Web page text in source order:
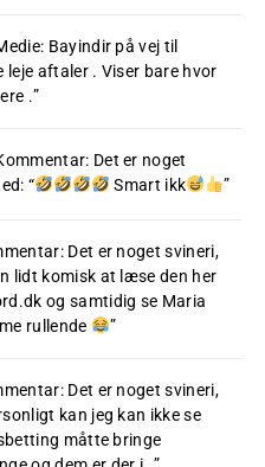
Bayindir på vej til
leje aftaler . Viser bare hvor
.”
Det er noget
: “ Smart ikk ”
Det er noget svineri,
lidt komisk at læse den her
og samtidig se Maria
rullende
”
Det er noget svineri,
kan jeg kan ikke se
måtte bringe